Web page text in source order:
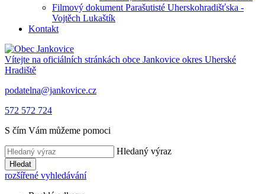
Filmový dokument Parašutisté Uherskohradišťska -
Vojtěch Lukaštík
Kontakt
Vítejte na oficiálních stránkách obce Jankovice okres Uherské
Hradiště
podatelna@jankovice.cz
572 572 724
S čím Vám můžeme pomoci
Hledaný výraz
Hledat
rozšířené vyhledávání